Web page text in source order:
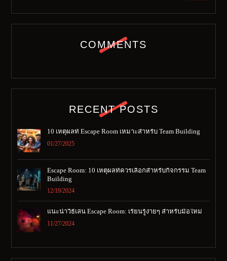
COMMENTS
RECENT POSTS
10 เหตุผลที่ Escape Room เหมาะสำหรับ Team Building
01/27/2025
Escape Room: 10 เหตุผลที่ควรเลือกสำหรับกิจกรรม Team
Building
12/19/2024
แนะนำวิธีเล่น Escape Room: เรียนรู้ง่ายๆ สำหรับมือใหม่
11/27/2024